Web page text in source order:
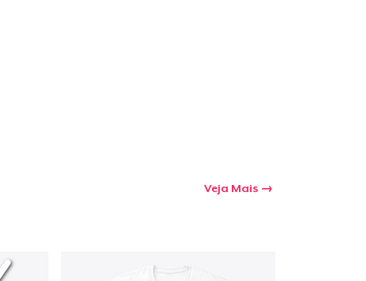
Veja Mais